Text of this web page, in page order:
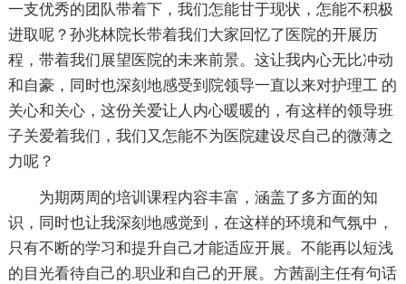
一支优秀的团队带着下，我们怎能甘于现状，怎能不积极
进取呢？孙兆林院长带着我们大家回忆了医院的开展历
程，带着我们展望医院的未来前景。这让我内心无比冲动
和自豪，同时也深刻地感受到院领导一直以来对护理工 的
关心和关心，这份关爱让人内心暖暖的，有这样的领导班
子关爱着我们，我们又怎能不为医院建设尽自己的微薄之
力呢？
为期两周的培训课程内容丰富，涵盖了多方面的知
识，同时也让我深刻地感觉到，在这样的环境和气氛中，
只有不断的学习和提升自己才能适应开展。不能再以短浅
的目光看待自己的.职业和自己的开展。方茜副主任有句话